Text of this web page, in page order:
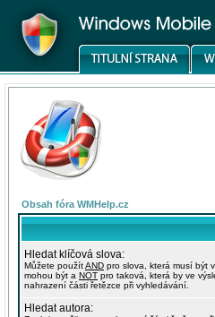
Obsah fóra WMHelp.cz
Hledat klíčová slova:
Můžete použítAND pro slova, která musí být
mohou být a NOT pro taková, která by ve
nahrazení části řetězce při vyhledávání.
Hledat autora: